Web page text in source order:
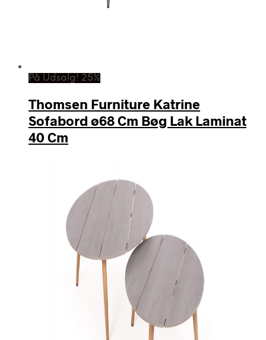
På Udsalg! 25%
Thomsen Furniture Katrine
Sofabord ø68 Cm Bøg Lak Laminat
40 Cm